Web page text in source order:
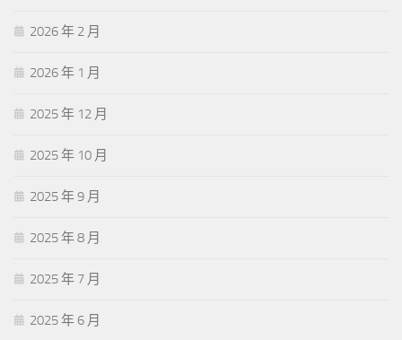
2026 年 2 月
2026 年 1 月
2025 年 12 月
2025 年 10 月
2025 年 9 月
2025 年 8 月
2025 年 7 月
2025 年 6 月